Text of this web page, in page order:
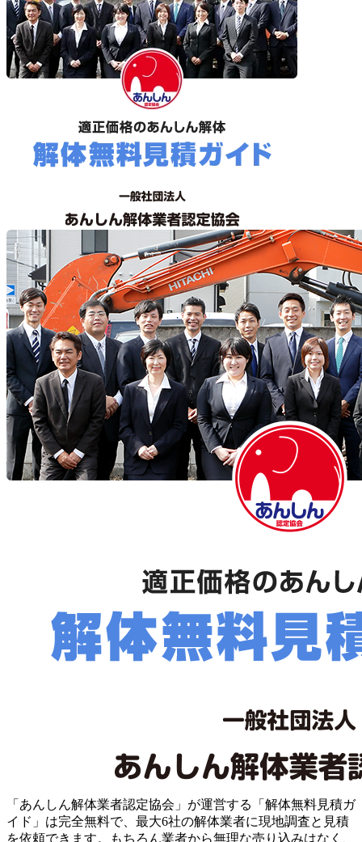
「あんしん解体業者認定協会」が運営する「解体無料見積ガ
イド」は完全無料で、最大6社の解体業者に現地調査と見積
を依頼できます。もちろん業者から無理な売り込みはなく、